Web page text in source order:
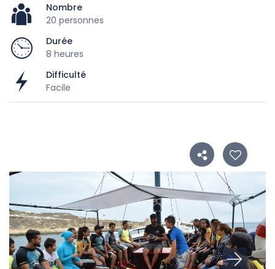
Nombre
20 personnes
Durée
8 heures
Difficulté
Facile